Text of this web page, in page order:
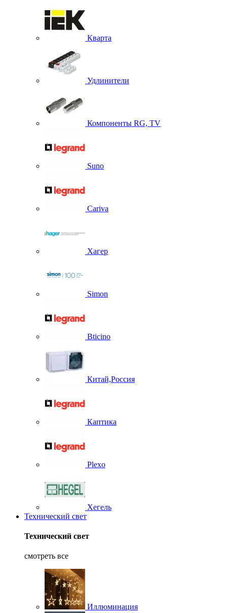
Кварта
Удлинители
Компоненты RG, TV
Suno
Cariva
Хагер
Simon
Bticino
Китай,Россия
Каптика
Plexo
Хегель
Технический свет
Технический свет
смотреть все
Иллюминация